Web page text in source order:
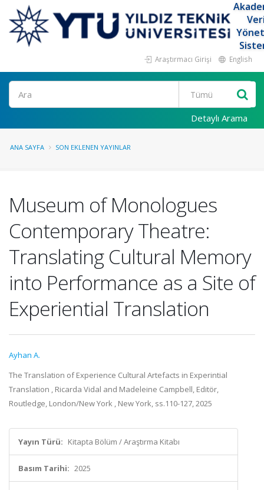
Araştırmacı Girişi English
Ara
Detaylı Arama
ANA SAYFA SON EKLENEN YAYINLAR
Museum of Monologues
Contemporary Theatre:
Translating Cultural Memory
into Performance as a Site of
Experiential Translation
Ayhan A.
The Translation of Experience Cultural Artefacts in Experintial
Translation , Ricarda Vidal and Madeleine Campbell, Editör,
Routledge, London/New York , New York, ss.110-127, 2025
Yayın Türü: Kitapta Bölüm / Araştırma Kitabı
Basım Tarihi: 2025